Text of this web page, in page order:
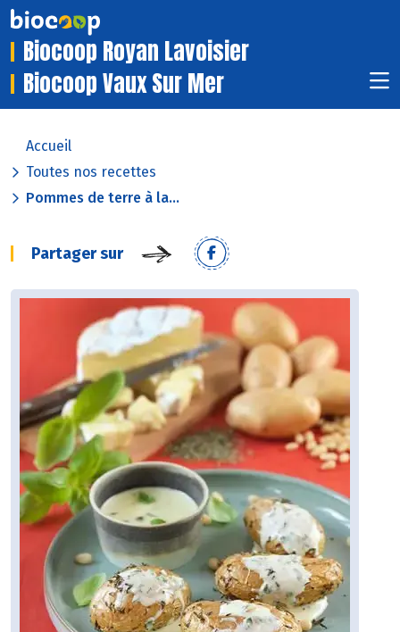
Biocoop Royan Lavoisier
Biocoop Vaux Sur Mer
Accueil
Toutes nos recettes
Pommes de terre à la...
Partager sur